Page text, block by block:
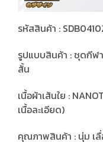
รหัสสินค้า :
รูปแบบสินค้า : ชุดกีฬ
สั้น
เนื้อผ้าเส้นใย :
เนื้อละเอียด)
คุณภาพสินค้า : นุ่ม เลื่